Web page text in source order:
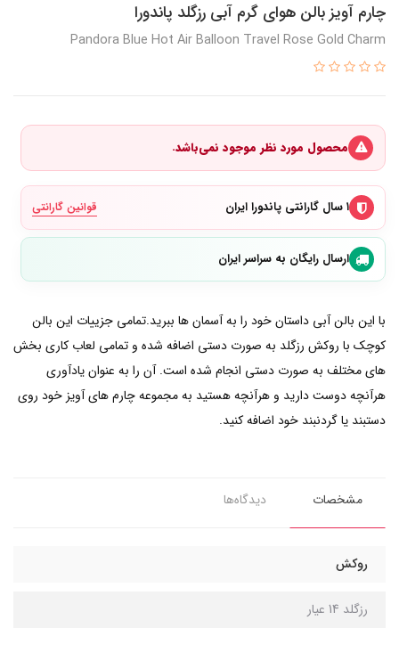
چارم آویز بالن هوای گرم آبی رزگلد پاندورا
Pandora Blue Hot Air Balloon Travel Rose Gold Charm
محصول مورد نظر موجود نمی‌باشد.
۱ سال گارانتی پاندورا ایران قوانین گارانتی
ارسال رایگان به سراسر ایران
با این بالن آبی داستان خود را به آسمان ها ببرید.تمامی جزییات این بالن
کوچک با روکش رزگلد به صورت دستی اضافه شده و تمامی لعاب کاری بخش
های مختلف به صورت دستی انجام شده است. آن را به عنوان یادآوری
هرآنچه دوست دارید و هرآنچه هستید به مجموعه چارم های آویز خود روی
دستبند یا گردنبند خود اضافه کنید.
مشخصات دیدگاه‌ها
روکش
رزگلد 14 عیار